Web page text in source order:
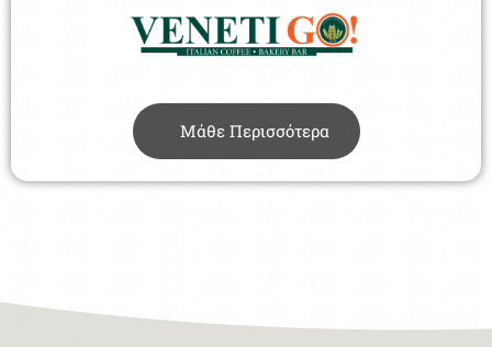
Μάθε Περισσότερα